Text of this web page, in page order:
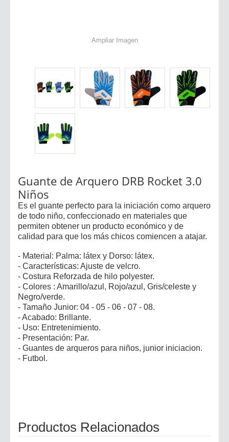
Ampliar Imagen
Guante de Arquero DRB Rocket 3.0
Niños
Es el guante perfecto para la iniciación como arquero
de todo niño, confeccionado en materiales que
permiten obtener un producto económico y de
calidad para que los más chicos comiencen a atajar.
- Material: Palma: látex y Dorso: látex.
- Características: Ajuste de velcro.
- Costura Reforzada de hilo polyester.
- Colores : Amarillo/azul, Rojo/azul, Gris/celeste y
Negro/verde.
- Tamaño Junior: 04 - 05 - 06 - 07 - 08.
- Acabado: Brillante.
- Uso: Entretenimiento.
- Presentación: Par.
- Guantes de arqueros para niños, junior iniciacion.
- Futbol.
Productos Relacionados